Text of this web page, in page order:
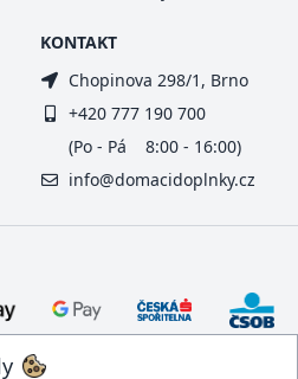
KONTAKT
Chopinova 298/1, Brno
+420 777 190 700
(Po - Pá 8:00 - 16:00)
info@domacidoplnky.cz